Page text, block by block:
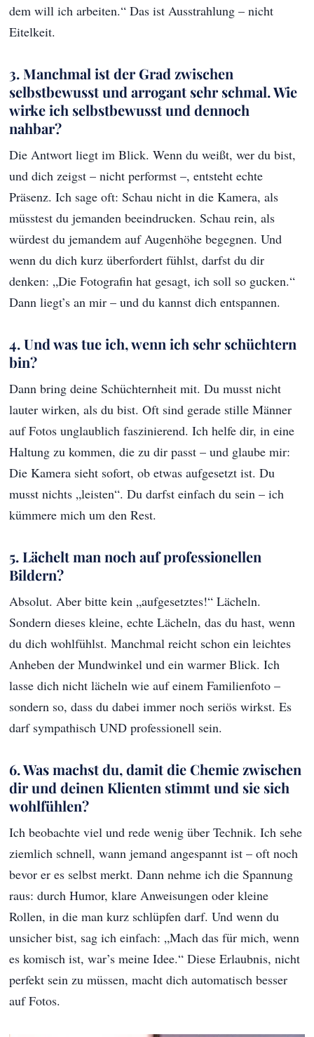
dem will ich arbeiten.“ Das ist Ausstrahlung – nicht
Eitelkeit.
3. Manchmal ist der Grad zwischen
selbstbewusst und arrogant sehr schmal. Wie
wirke ich selbstbewusst und dennoch
nahbar?
Die Antwort liegt im Blick. Wenn du weißt, wer du bist,
und dich zeigst – nicht performst –, entsteht echte
Präsenz. Ich sage oft: Schau nicht in die Kamera, als
müsstest du jemanden beeindrucken. Schau rein, als
würdest du jemandem auf Augenhöhe begegnen. Und
wenn du dich kurz überfordert fühlst, darfst du dir
denken: „Die Fotografin hat gesagt, ich soll so gucken.“
Dann liegt’s an mir – und du kannst dich entspannen.
4. Und was tue ich, wenn ich sehr schüchtern
bin?
Dann bring deine Schüchternheit mit. Du musst nicht
lauter wirken, als du bist. Oft sind gerade stille Männer
auf Fotos unglaublich faszinierend. Ich helfe dir, in eine
Haltung zu kommen, die zu dir passt – und glaube mir:
Die Kamera sieht sofort, ob etwas aufgesetzt ist. Du
musst nichts „leisten“. Du darfst einfach du sein – ich
kümmere mich um den Rest.
5. Lächelt man noch auf professionellen
Bildern?
Absolut. Aber bitte kein „aufgesetztes!“ Lächeln.
Sondern dieses kleine, echte Lächeln, das du hast, wenn
du dich wohlfühlst. Manchmal reicht schon ein leichtes
Anheben der Mundwinkel und ein warmer Blick. Ich
lasse dich nicht lächeln wie auf einem Familienfoto –
sondern so, dass du dabei immer noch seriös wirkst. Es
darf sympathisch UND professionell sein.
6. Was machst du, damit die Chemie zwischen
dir und deinen Klienten stimmt und sie sich
wohlfühlen?
Ich beobachte viel und rede wenig über Technik. Ich sehe
ziemlich schnell, wann jemand angespannt ist – oft noch
bevor er es selbst merkt. Dann nehme ich die Spannung
raus: durch Humor, klare Anweisungen oder kleine
Rollen, in die man kurz schlüpfen darf. Und wenn du
unsicher bist, sag ich einfach: „Mach das für mich, wenn
es komisch ist, war’s meine Idee.“ Diese Erlaubnis, nicht
perfekt sein zu müssen, macht dich automatisch besser
auf Fotos.